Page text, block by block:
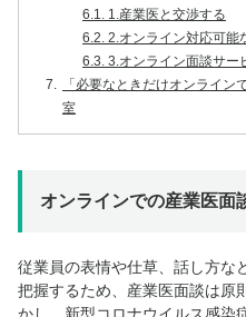
6.1.
1.産業医と交渉する
6.2. 2.オンライン対応可能
6.3. 3.オンライン面談サー
7.
「必要なときだけオンライ
室
オンラインでの産業医面
従業員の表情や仕草、話し方な
把握するため、産業医面談は原
かし、新型コロナウイルス感染